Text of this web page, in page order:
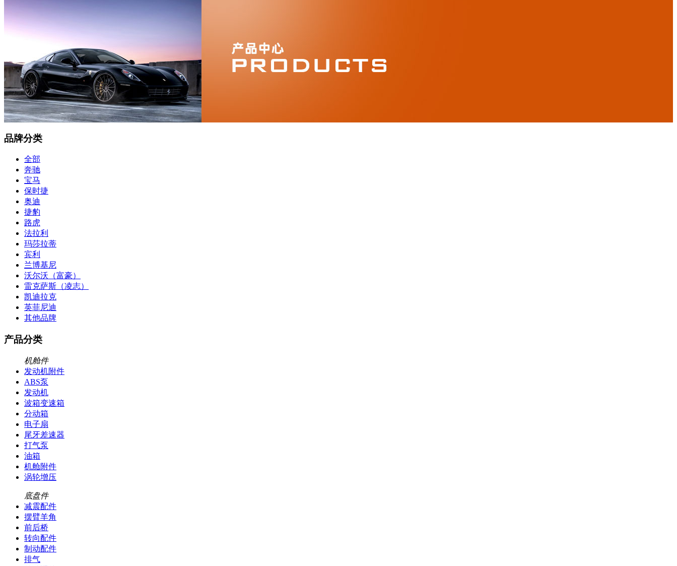
品牌分类
全部
奔驰
宝马
保时捷
奥迪
捷豹
路虎
法拉利
玛莎拉蒂
宾利
兰博基尼
沃尔沃（富豪）
雷克萨斯（凌志）
凯迪拉克
英菲尼迪
其他品牌
产品分类
机舱件
发动机附件
ABS泵
发动机
波箱变速箱
分动箱
电子扇
尾牙差速器
打气泵
油箱
机舱附件
涡轮增压
底盘件
减震配件
摆臂羊角
前后桥
转向配件
制动配件
排气